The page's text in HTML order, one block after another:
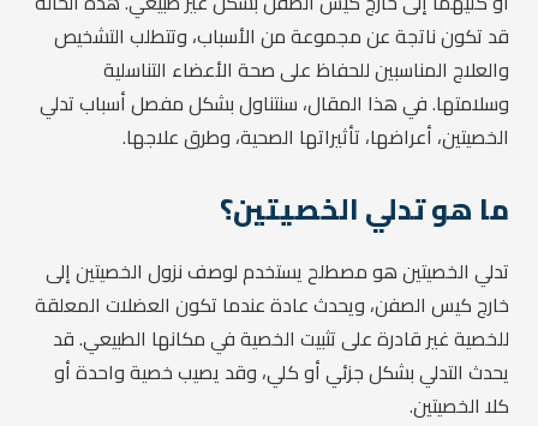
قد تكون ناتجة عن مجموعة من الأسباب، وتتطلب التشخيص
والعلاج المناسبين للحفاظ على صحة الأعضاء التناسلية
وسلامتها. في هذا المقال، سنتناول بشكل مفصل أسباب تدلي
الخصيتين، أعراضها، تأثيراتها الصحية، وطرق علاجها.
ما هو تدلي الخصيتين؟
تدلي الخصيتين هو مصطلح يستخدم لوصف نزول الخصيتين إلى
خارج كيس الصفن، ويحدث عادة عندما تكون العضلات المعلقة
للخصية غير قادرة على تثبيت الخصية في مكانها الطبيعي. قد
يحدث التدلي بشكل جزئي أو كلي، وقد يصيب خصية واحدة أو
كلا الخصيتين.